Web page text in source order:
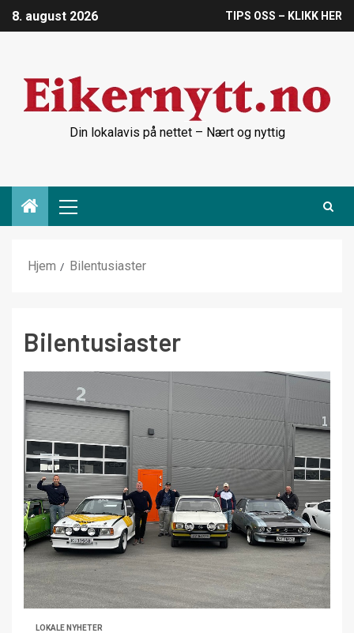
8. august 2026 TIPS OSS – KLIKK HER
Din lokalavis på nettet – Nært og nyttig
Hjem Bilentusiaster
Bilentusiaster
LOKALE NYHETER